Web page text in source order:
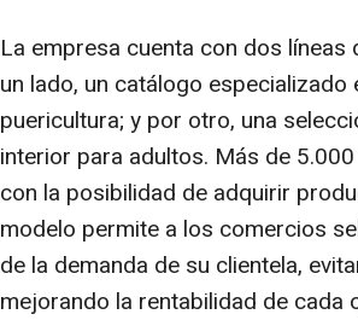
La empresa cuenta con dos
un lado, un catálogo
puericultura; y por otro, una
interior para adultos. Más de
con la posibilidad de adquirir
modelo permite a los comercios
de la demanda de su clientela,
mejorando la rentabilidad de cada